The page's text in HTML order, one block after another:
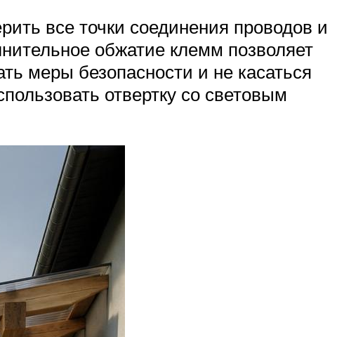
все точки соединения проводов и
обжатие клемм позволяет
меры безопасности и не касаться
отвертку со световым